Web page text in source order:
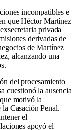
incompatibles e
que Héctor Martínez
privada
derivadas de
de Martínez
alcanzando una
del procesamiento
cuestionó la ausencia
motivó la
Casación Penal.
el
apoyó el